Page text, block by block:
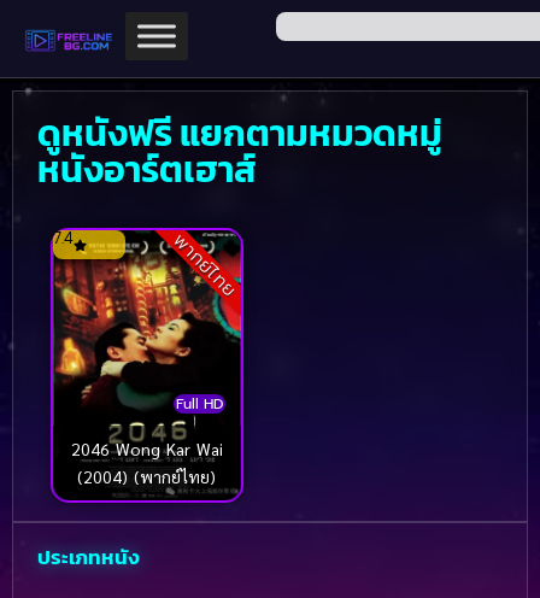
ดูหนังฟรี แยกตามหมวดหมู่
หนังอาร์ตเฮาส์
พากย์ไทย
Full HD
7.4
2046 Wong Kar Wai
(2004) (พากย์ไทย)
ประเภทหนัง